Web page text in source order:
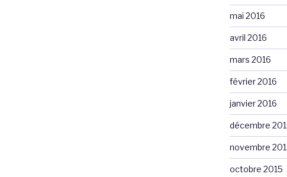
mai 2016
avril 2016
mars 2016
février 2016
janvier 2016
décembre
novembre
octobre 2015